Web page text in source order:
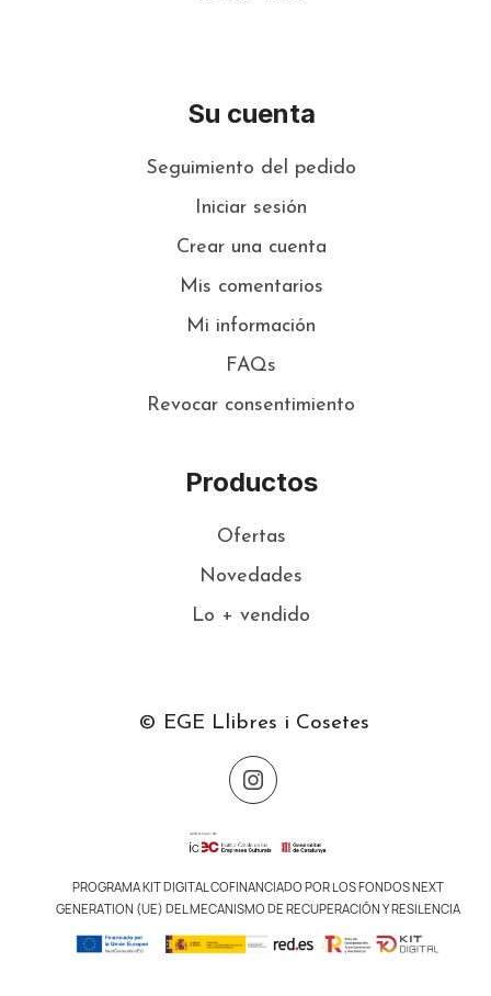
Su cuenta
Seguimiento del pedido
Iniciar sesión
Crear una cuenta
Mis comentarios
Mi información
FAQs
Revocar consentimiento
Productos
Ofertas
Novedades
Lo + vendido
© EGE Llibres i Cosetes
PROGRAMA KIT DIGITAL COFINANCIADO POR LOS FONDOS NEXT
GENERATION (UE) DEL MECANISMO DE RECUPERACIÓN Y RESILENCIA